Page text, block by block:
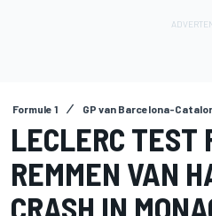
Formule 1 GP van Barcelona-
LECLERC TEST
REMMEN VAN
CRASH IN